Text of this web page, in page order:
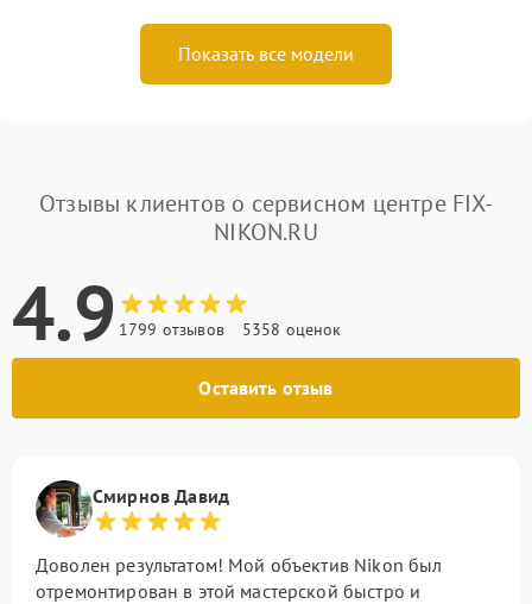
Показать все модели
Отзывы клиентов о сервисном центре FIX-
NIKON.RU
4.9 1799 отзывов 5358 оценок
Оставить отзыв
Смирнов Давид
Доволен результатом! Мой объектив Nikon был
отремонтирован в этой мастерской быстро и